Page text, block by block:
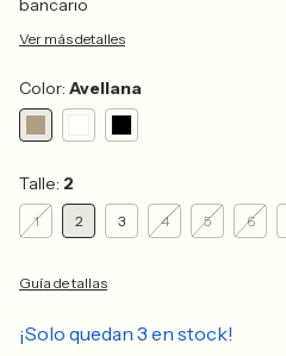
bancario
Ver más detalles
Color: Avellana
Talle: 2
1 2 3 4 5 6
Guía de tallas
¡Solo quedan 3 en stock!